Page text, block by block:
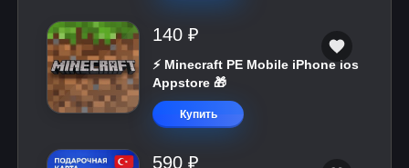
140 ₽
⚡️ Minecraft PE Mobile iPhone ios
Appstore 🎁
Купить
590 ₽